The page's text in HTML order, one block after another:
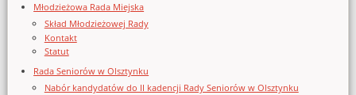
Młodzieżowa Rada Miejska
Skład Młodzieżowej Rady
Kontakt
Statut
Rada Seniorów w Olsztynku
Nabór kandydatów do II kadencji Rady Seniorów w Olsztynku